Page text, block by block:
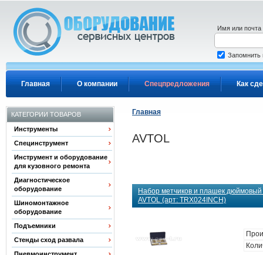
Главная О компании Спецпредложения Как
Имя или почта
Запомнить
КАТЕГОРИИ ТОВАРОВ
Инструменты
Специнструмент
Инструмент и оборудование
для кузовного ремонта
Диагностическое
оборудование
Шиномонтажное
оборудование
Подъемники
Стенды сход развала
Главная
AVTOL
Набор метчиков и плашек
AVTOL (арт: TRX024INCH)